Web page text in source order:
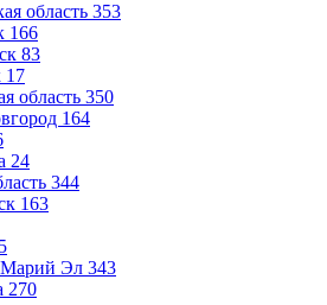
область 353
166
83
17
область 350
164
24
344
163
Марий Эл 343
270